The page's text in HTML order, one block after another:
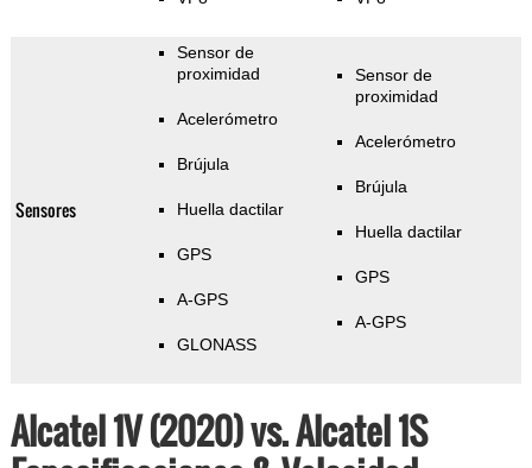
Sensores
Sensor de
proximidad
Acelerómetro
Brújula
Huella dactilar
GPS
A-GPS
GLONASS
Sensor de
proximidad
Acelerómetro
Brújula
Huella dactilar
GPS
A-GPS
Alcatel 1V (2020) vs. Alcatel 1S